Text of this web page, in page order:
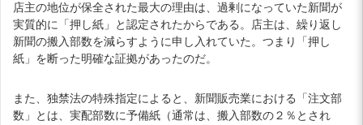
店主の地位が保全された最大の理由は、過剰になっていた新聞が
実質的に「押し紙」と認定されたからである。店主は、繰り返し
新聞の搬入部数を減らすように申し入れていた。つまり「押し
紙」を断った明確な証拠があったのだ。
また、独禁法の特殊指定によると、新聞販売業における「注文部
数」とは、実配部数に予備紙（通常は、搬入部数の２％とされ